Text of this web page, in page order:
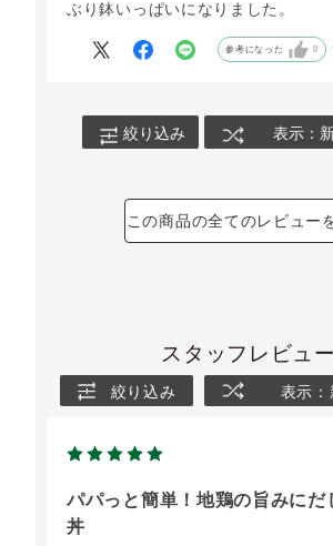
ぶり鉢いっぱいになりました。
参考になった 0
絞り込み 表示：
この商品の全てのレビュー
スタッフレビュー
絞り込み 表示
パパっと簡単！地鶏の旨みにだ
丼